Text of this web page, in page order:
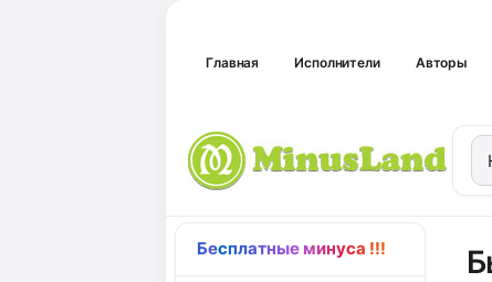
Главная Исполнители Авторы
Бесплатные минуса !!!